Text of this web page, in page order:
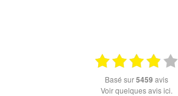
basé sur5459 avis
Voir quelques avis ici.